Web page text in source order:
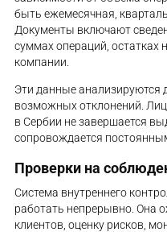
быть ежемесячная,
Документы включают
суммах операций, остатках
компании.
Эти данные анализируются
возможных отклонений.
в Сербии не завершается
сопровождается
Проверки на
Система внутреннего
работать непрерывно. Она
клиентов, оценку рисков,